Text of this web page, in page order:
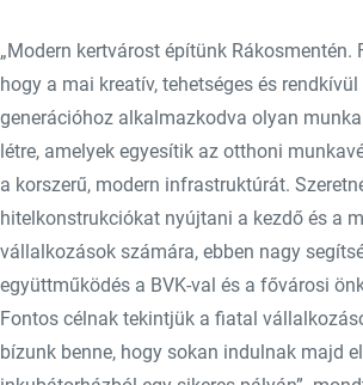
„Modern kertvárost építünk Rákosmentén.
hogy a mai kreatív, tehetséges és
generációhoz alkalmazkodva olyan
létre, amelyek egyesítik az otthoni
a korszerű, modern infrastruktúrát.
hitelkonstrukciókat nyújtani a kezdő és a
vállalkozások számára, ebben nagy
együttműködés a BVK-val és a fővárosi
Fontos célnak tekintjük a fiatal
bízunk benne, hogy sokan indulnak majd